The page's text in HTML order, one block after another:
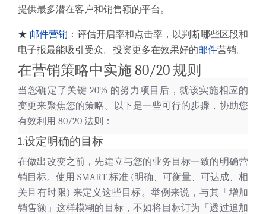
提供最多潜在客户和销售额的平台。
★ 邮件营销 ： 评估开启率和点击率，以判断哪些区段和
电子报最能吸引受众。投资更多在效果好的邮件营销。
在营销策略中实施 80/20 规则
当您确定了关键 20% 的努力项目后，就该实施相应的
变更来聚焦您的策略。以下是一些可行的步骤，协助您
有效利用 80/20 法则：
1.设定明确的目标
在做出改变之前， 先建立与您的业务目标一致的明确营
销目标。使用 SMART 标准 (明确、可衡量、可达成、相
关且有时限) 来定义这些目标。举例来说，与其「增加
销售额」这样模糊的目标，不如将目标订为「透过追加